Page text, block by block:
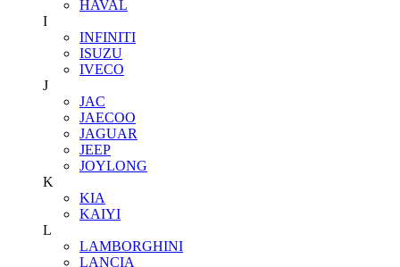
HAVAL
I
INFINITI
ISUZU
IVECO
J
JAC
JAECOO
JAGUAR
JEEP
JOYLONG
K
KIA
KAIYI
L
LAMBORGHINI
LANCIA